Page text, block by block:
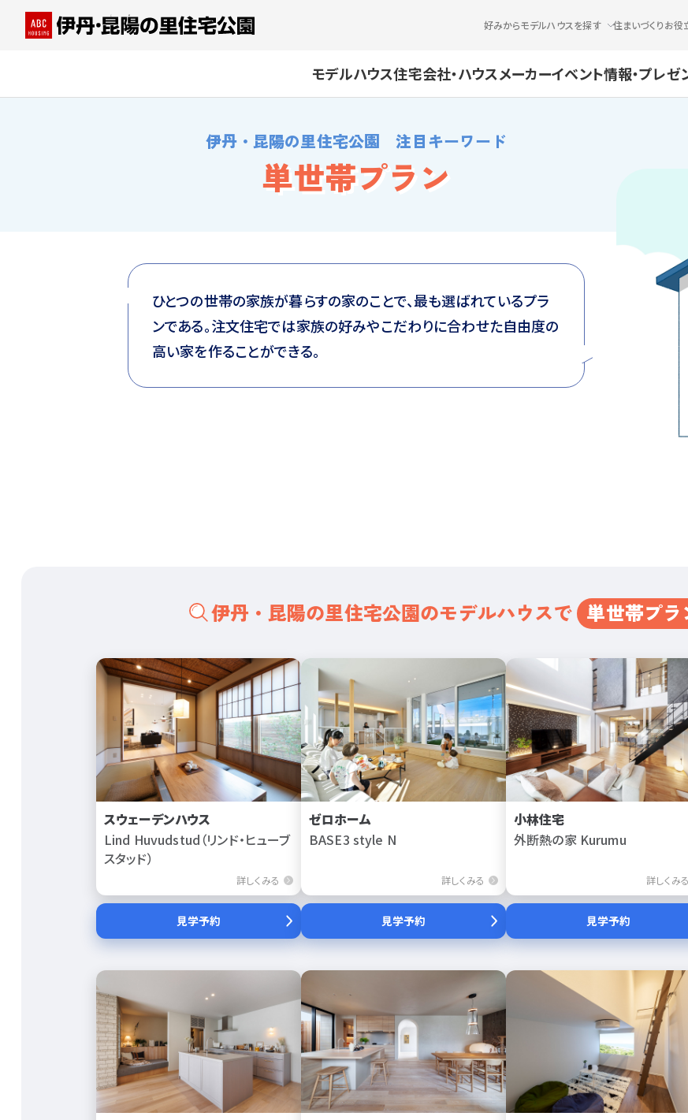
好みからモデルハウスを探す 住まいづくりお役
モデルハウス住宅会社・ハウスメーカーイベント情報・プレゼ
伊丹・昆陽の里住宅公園 注目キーワード
単世帯プラン
ひとつの世帯の家族が暮らすの家のことで、最も選ばれているプラ
ンである。注文住宅では家族の好みやこだわりに合わせた自由度の
高い家を作ることができる。
伊丹・昆陽の里住宅公園のモデルハウスで 単世帯プラ
スウェーデンハウス
Lind Huvudstud（リンド・ヒューブ
スタッド）
詳しくみる
見学予約
ゼロホーム
BASE3 style N
詳しくみる
見学予約
小林住宅
外断熱の家 Kurumu
詳しくみる
見学予約